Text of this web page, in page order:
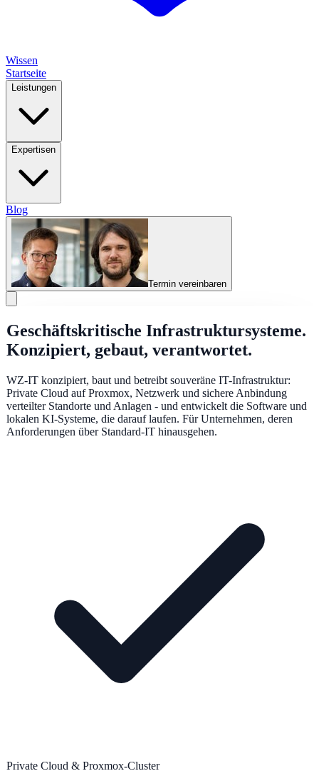
Wissen
Startseite
Leistungen
Expertisen
Blog
Termin vereinbaren
Geschäftskritische Infrastruktursysteme.
Konzipiert, gebaut, verantwortet.
WZ-IT konzipiert, baut und betreibt souveräne IT-Infrastruktur:
Private Cloud auf Proxmox, Netzwerk und sichere Anbindung
verteilter Standorte und Anlagen - und entwickelt die Software und
lokalen KI-Systeme, die darauf laufen. Für Unternehmen, deren
Anforderungen über Standard-IT hinausgehen.
Private Cloud & Proxmox-Cluster